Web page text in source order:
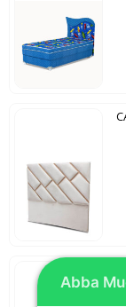
Abba